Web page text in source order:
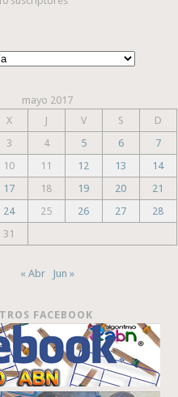
mayo 2017
X J V S
D
3 4 5 6
7
10 11 12 13
14
17 18 19 20
21
24 25 26 27
28
31
« Abr Jun »
FACEBOOK